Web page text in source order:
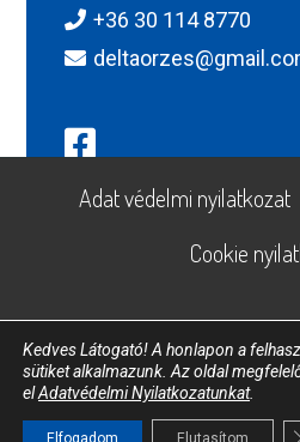
+36 30 114 8770
Adat védelmi nyilatkozat
Cookie
Copyright © 2022 Itour.
A weboldalt készítette
Kedves Látogató! A honlapon a
sütiket alkalmazunk. Az oldal
elAdatvédelmi Nyilatkozatunkat.
Elfogadom Elutasítom